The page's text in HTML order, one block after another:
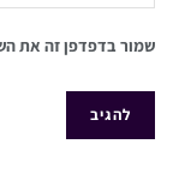
שמור בדפדפן זה את